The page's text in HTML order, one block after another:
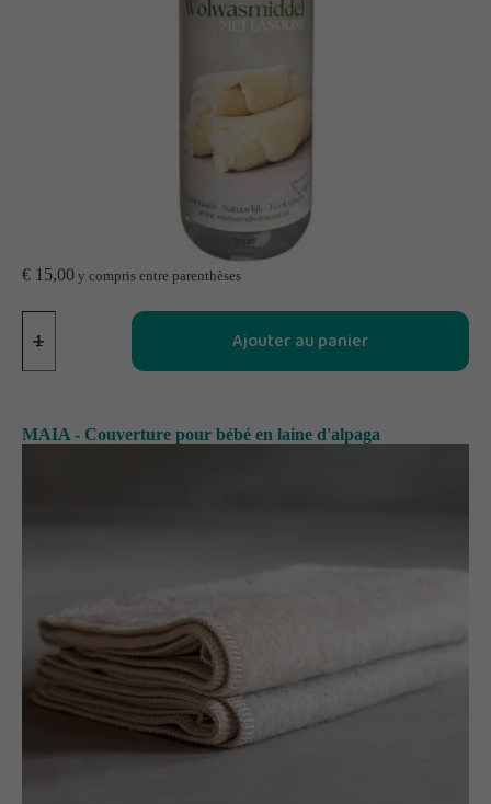
€ 15,00 y compris entre parenthèses
Ajouter au panier
MAIA - Couverture pour bébé en laine d'alpaga